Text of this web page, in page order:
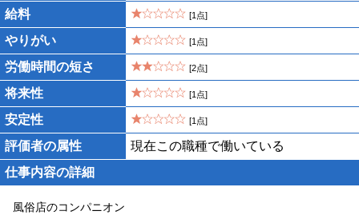
給料 [1点]
やりがい [1点]
労働時間の短さ [2点]
将来性 [1点]
安定性 [1点]
評価者の属性
現在この職種で働いている
仕事内容の詳細
風俗店のコンパニオン